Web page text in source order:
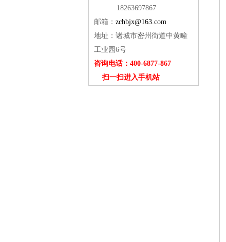
18263697867
邮箱： zchbjx@163.com
地址：诸城市密州街道中黄疃
工业园6号
咨询电话：400-6877-867
扫一扫进入手机站